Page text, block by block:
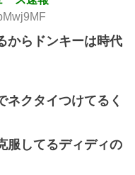
からドンキーは時代
ネクタイつけてるく
服してるディディの